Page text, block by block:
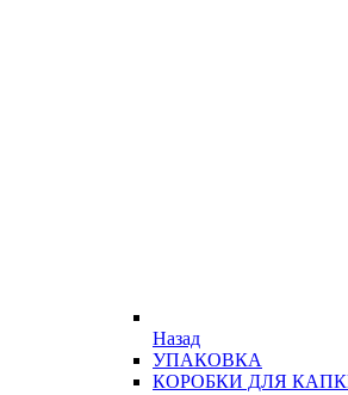
Назад
УПАКОВКА
КОРОБКИ ДЛЯ